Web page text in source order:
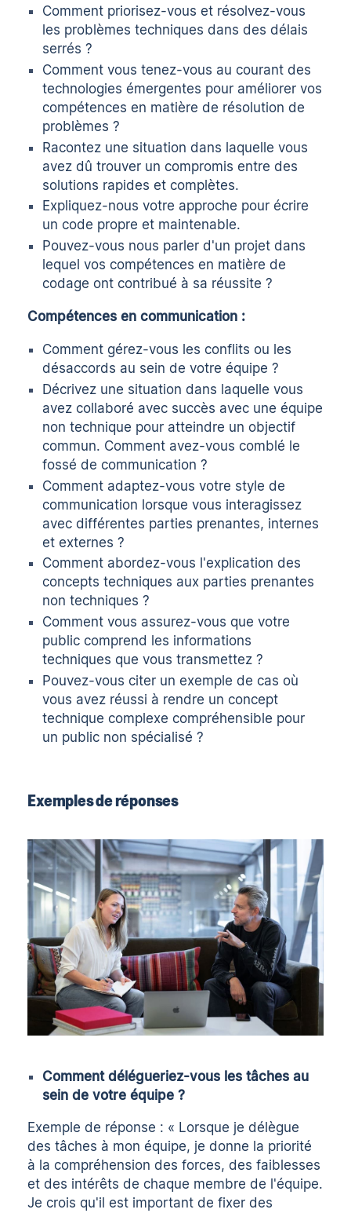
Comment priorisez-vous et résolvez-vous
les problèmes techniques dans des délais
serrés ?
Comment vous tenez-vous au courant des
technologies émergentes pour améliorer vos
compétences en matière de résolution de
problèmes ?
Racontez une situation dans laquelle vous
avez dû trouver un compromis entre des
solutions rapides et complètes.
Expliquez-nous votre approche pour écrire
un code propre et maintenable.
Pouvez-vous nous parler d'un projet dans
lequel vos compétences en matière de
codage ont contribué à sa réussite ?
Compétences en communication :
Comment gérez-vous les conflits ou les
désaccords au sein de votre équipe ?
Décrivez une situation dans laquelle vous
avez collaboré avec succès avec une équipe
non technique pour atteindre un objectif
commun. Comment avez-vous comblé le
fossé de communication ?
Comment adaptez-vous votre style de
communication lorsque vous interagissez
avec différentes parties prenantes, internes
et externes ?
Comment abordez-vous l'explication des
concepts techniques aux parties prenantes
non techniques ?
Comment vous assurez-vous que votre
public comprend les informations
techniques que vous transmettez ?
Pouvez-vous citer un exemple de cas où
vous avez réussi à rendre un concept
technique complexe compréhensible pour
un public non spécialisé ?
Exemples de réponses
Comment délégueriez-vous les tâches au
sein de votre équipe ?
Exemple de réponse : « Lorsque je délègue
des tâches à mon équipe, je donne la priorité
à la compréhension des forces, des faiblesses
et des intérêts de chaque membre de l'équipe.
Je crois qu'il est important de fixer des